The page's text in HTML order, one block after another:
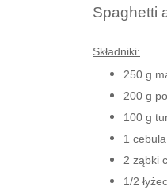
Spaghetti
Składniki:
250 g
200 g
100 g
1 cebula
2 ząbki
1/2